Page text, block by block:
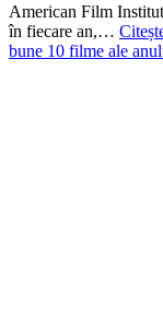
American Film
în fiecare an,…
bune 10 filme ale